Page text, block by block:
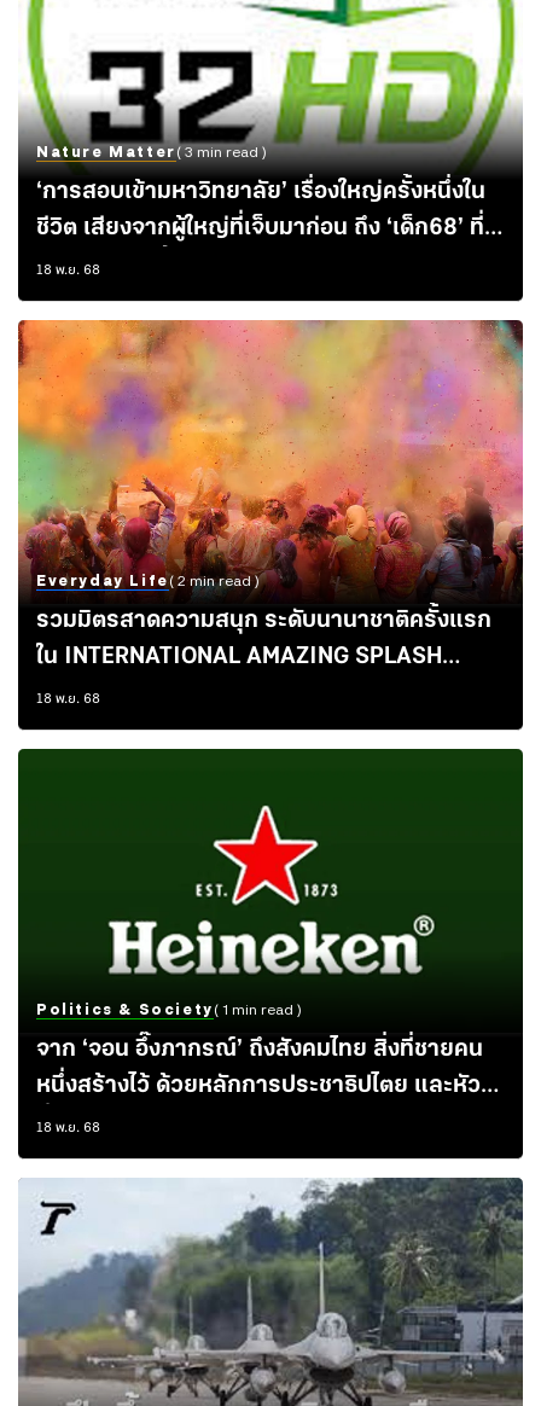
Nature Matter( 3 min read )
‘การสอบเข้ามหาวิทยาลัย’ เรื่องใหญ่ครั้งหนึ่งใน
ชีวิต เสียงจากผู้ใหญ่ที่เจ็บมาก่อน ถึง ‘เด็ก68’ ที่
รอลุ้นอยู่ในปีนี้
18 พ.ย. 68
Everyday Life( 2 min read )
รวมมิตรสาดความสนุก ระดับนานาชาติครั้งแรก
ใน INTERNATIONAL AMAZING SPLASH
2023
18 พ.ย. 68
Politics & Society ( 1 min read )
จาก ‘จอน อึ๊งภากรณ์’ ถึงสังคมไทย สิ่งที่ชายคน
หนึ่งสร้างไว้ ด้วยหลักการประชาธิปไตย และหัวใจ
ที่ไม่มองข้ามสิทธิมนุษยชน
18 พ.ย. 68